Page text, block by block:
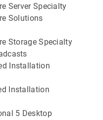
Server Specialty
Solutions
Storage Specialty
Installation
Installation
5 Desktop